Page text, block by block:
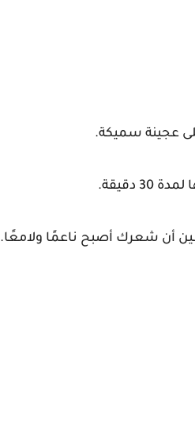
عجينة سميكة.
أن شعرك أصبح ناعمًا ولامعًا.